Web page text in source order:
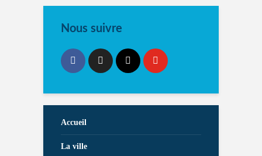
Nous suivre
Accueil
La ville